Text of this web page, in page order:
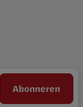
Abonneren